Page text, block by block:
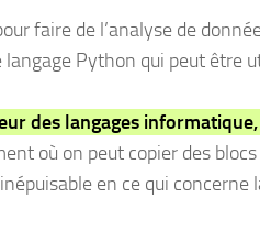
faire de l’analyse de
langage Python qui peut être
des langages informatique,
où on peut copier des
en ce qui concerne